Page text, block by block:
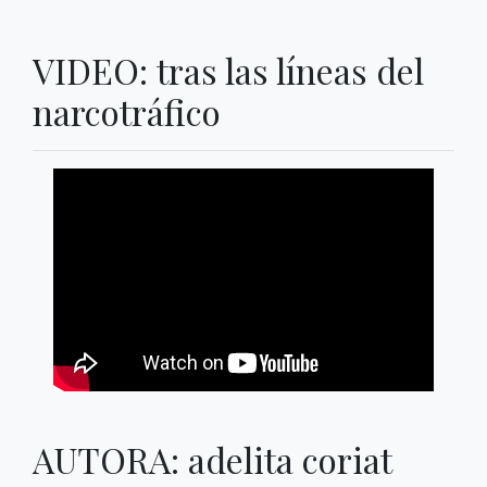
VIDEO: tras las líneas del
narcotráfico
AUTORA: adelita coriat